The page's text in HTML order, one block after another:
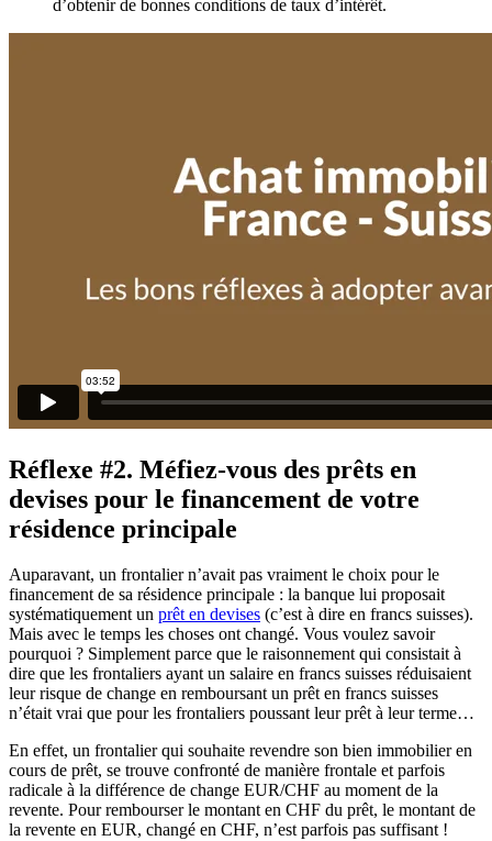
d’obtenir de bonnes conditions de taux d’intérêt.
Réflexe #2. Méfiez-vous des prêts en
devises pour le financement de votre
résidence principale
Auparavant, un frontalier n’avait pas vraiment le choix pour le
financement de sa résidence principale : la banque lui proposait
systématiquement un prêt en devises (c’est à dire en francs suisses).
Mais avec le temps les choses ont changé. Vous voulez savoir
pourquoi ? Simplement parce que le raisonnement qui consistait à
dire que les frontaliers ayant un salaire en francs suisses réduisaient
leur risque de change en remboursant un prêt en francs suisses
n’était vrai que pour les frontaliers poussant leur prêt à leur terme…
En effet, un frontalier qui souhaite revendre son bien immobilier en
cours de prêt, se trouve confronté de manière frontale et parfois
radicale à la différence de change EUR/CHF au moment de la
revente. Pour rembourser le montant en CHF du prêt, le montant de
la revente en EUR, changé en CHF, n’est parfois pas suffisant !